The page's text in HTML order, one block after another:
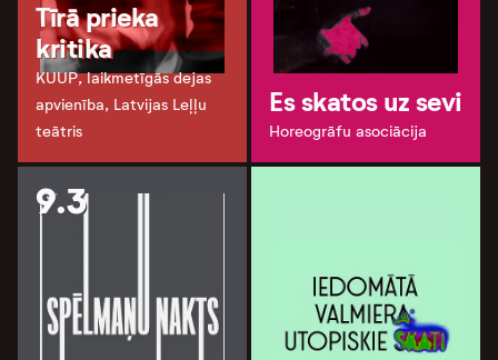
Tīrā prieka
kritika
KUUP, laikmetīgās dejas
apvienība, Latvijas Leļļu
teātris
Es skatos uz sevi
Horeogrāfu asociācija
9.3